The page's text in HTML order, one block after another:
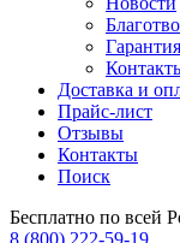
Доставка и
Прайс-лист
Отзывы
Контакты
Поиск
Бесплатно по всей
8 (800) 222-59-19